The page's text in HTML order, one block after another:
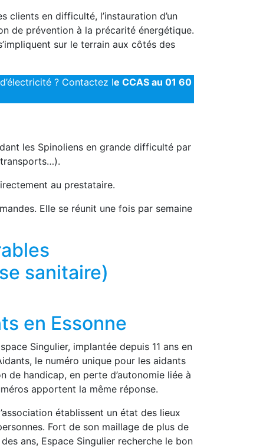
en difficulté, l’instauration d’un
de prévention à la précarité énergétique.
sur le terrain aux côtés des
? Contactez le CCAS au 01 60
les Spinoliens en grande difficulté par
transports…).
au prestataire.
Elle se réunit une fois par semaine
sanitaire)
en Essonne
Singulier, implantée depuis 11 ans en
le numéro unique pour les aidants
de handicap, en perte d’autonomie liée à
apportent la même réponse.
établissent un état des lieux
Fort de son maillage de plus de
ans, Espace Singulier recherche le bon